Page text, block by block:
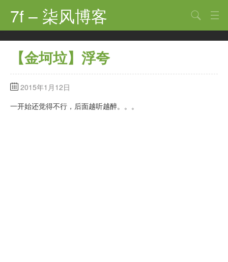
7f – 柒风博客
首页
软件·技术
手机·数码
科技·探索
搜索
【金坷垃】浮夸
2015年1月12日
一开始还觉得不行，后面越听越醉。。。